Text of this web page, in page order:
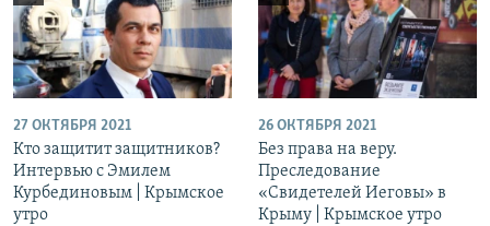
27 ОКТЯБРЯ 2021
Кто защитит защитников?
Интервью с Эмилем
Курбединовым | Крымское
утро
26 ОКТЯБРЯ 2021
Без права на веру.
Преследование
«Свидетелей Иеговы» в
Крыму | Крымское утро